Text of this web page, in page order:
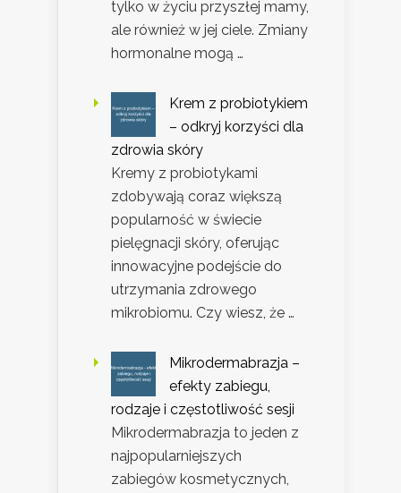
tylko w życiu przyszłej mamy,
ale również w jej ciele. Zmiany
hormonalne mogą …
Krem z probiotykiem
– odkryj korzyści dla
zdrowia skóry
Kremy z probiotykami
zdobywają coraz większą
popularność w świecie
pielęgnacji skóry, oferując
innowacyjne podejście do
utrzymania zdrowego
mikrobiomu. Czy wiesz, że …
Mikrodermabrazja –
efekty zabiegu,
rodzaje i częstotliwość sesji
Mikrodermabrazja to jeden z
najpopularniejszych
zabiegów kosmetycznych,